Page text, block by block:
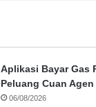
Aplikasi Bayar Gas
Peluang Cuan Agen
06/08/2026